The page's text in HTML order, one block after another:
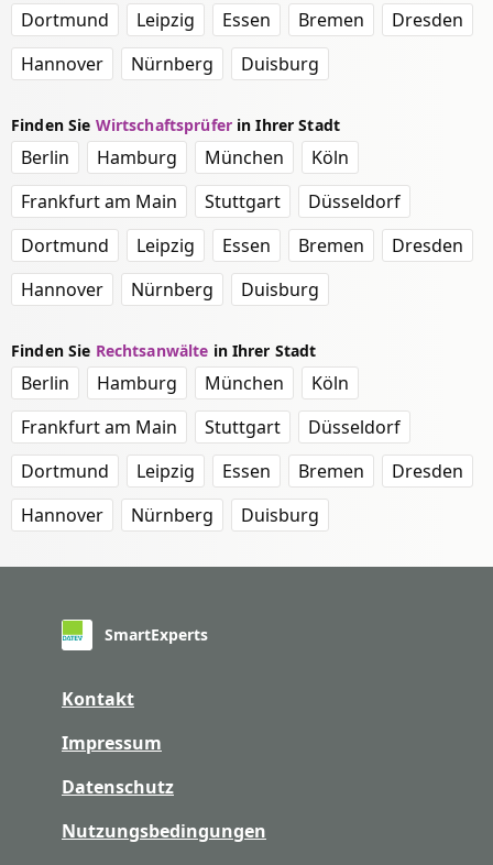
Dortmund
Leipzig Essen Bremen
Dresden
Hannover
Nürnberg Duisburg
Finden Sie Wirtschaftsprüferin Ihrer Stadt
Berlin Hamburg München
Köln
Frankfurt am Main
Stuttgart
Düsseldorf
Dortmund
Leipzig Essen Bremen
Dresden
Hannover
Nürnberg Duisburg
Finden Sie Rechtsanwälte in Ihrer Stadt
Berlin Hamburg München
Köln
Frankfurt am Main
Stuttgart
Düsseldorf
Dortmund
Leipzig Essen Bremen
Dresden
Hannover
Nürnberg Duisburg
SmartExperts
Kontakt
Impressum
Datenschutz
Nutzungsbedingungen